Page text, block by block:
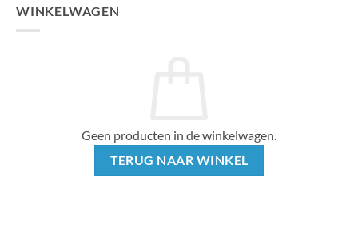
WINKELWAGEN
Geen producten in de winkelwagen.
TERUG NAAR WINKEL